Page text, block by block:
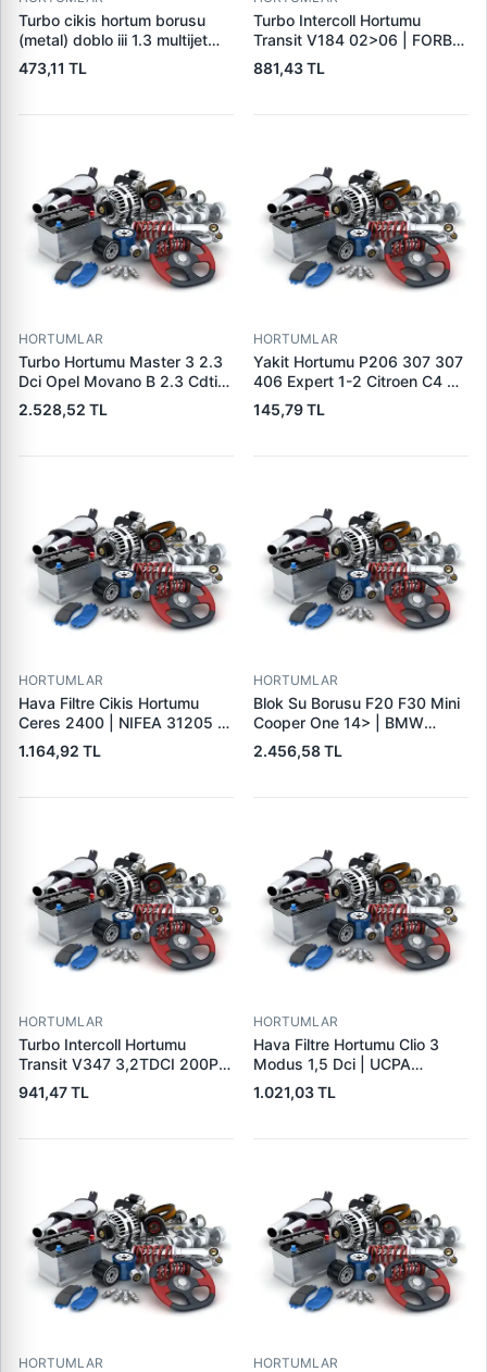
Turbo cikis hortum borusu
(metal) doblo iii 1.3 multijet
09> 51984103 - 51812225
473,11 TL
Turbo Intercoll Hortumu
Transit V184 02>06 | FORBO
FB71004 | OEM 2C16 6K683
AA 4494359
881,43 TL
HORTUMLAR
Turbo Hortumu Master 3 2.3
Dci Opel Movano B 2.3 Cdti
10> | UCPA 31H10194 | OEM
144605593R 144604965R
2.528,52 TL
HORTUMLAR
Yakit Hortumu P206 307 307
406 Expert 1-2 Citroen C4 C5
Jumpy Xsara 2.0 Hdi 99>07 |
WINTECH 0500208 | OEM
145,79 TL
HORTUMLAR
Hava Filtre Cikis Hortumu
Ceres 2400 | NIFEA 31205 |
OEM 0K68A13347
1.164,92 TL
HORTUMLAR
Blok Su Borusu F20 F30 Mini
Cooper One 14> | BMW
11118571141 | OEM
11118571141
2.456,58 TL
HORTUMLAR
Turbo Intercoll Hortumu
Transit V347 3,2TDCI 200PS
07>12 | FORBO FB71003 |
OEM 8C16 6C646 AC
941,47 TL
HORTUMLAR
Hava Filtre Hortumu Clio 3
Modus 1,5 Dci | UCPA
31P3002 | OEM
8200446868
1.021,03 TL
HORTUMLAR HORTUMLAR